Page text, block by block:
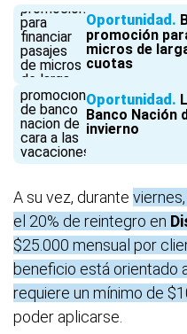
Oportunidad
promoción
micros de
cuotas
Oportunidad
Banco Nación
invierno
A su vez, durante
el 20% de reintegro en
$25.000 mensual por
beneficio está orientado
requiere un mínimo de
poder aplicarse.